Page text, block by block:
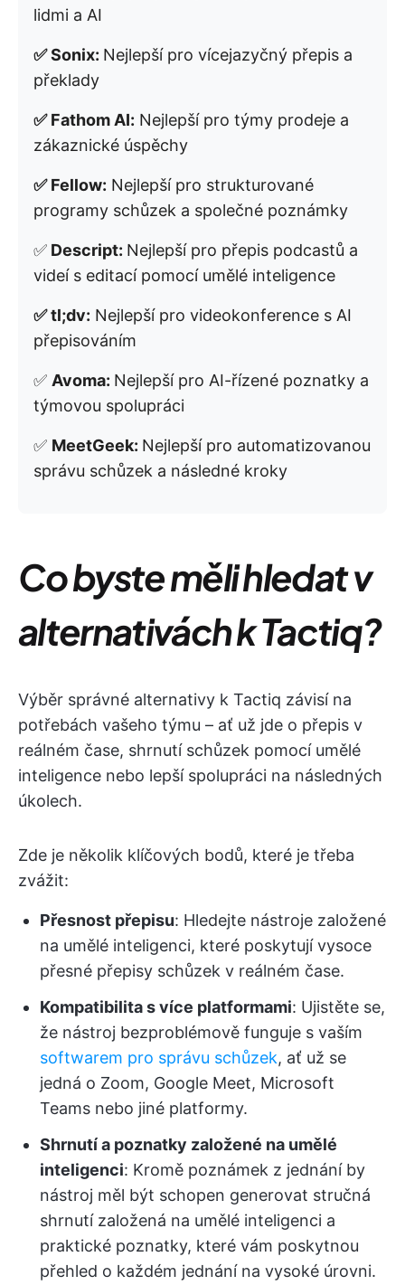
lidmi a AI
✅ Sonix: Nejlepší pro vícejazyčný přepis a
překlady
✅ Fathom AI: Nejlepší pro týmy prodeje a
zákaznické úspěchy
✅ Fellow: Nejlepší pro strukturované
programy schůzek a společné poznámky
✅ Descript: Nejlepší pro přepis podcastů a
videí s editací pomocí umělé inteligence
✅ tl;dv: Nejlepší pro videokonference s AI
přepisováním
✅ Avoma: Nejlepší pro AI-řízené poznatky a
týmovou spolupráci
✅ MeetGeek: Nejlepší pro automatizovanou
správu schůzek a následné kroky
Co byste měli hledat v
alternativách k Tactiq?
Výběr správné alternativy k Tactiq závisí na
potřebách vašeho týmu – ať už jde o přepis v
reálném čase, shrnutí schůzek pomocí umělé
inteligence nebo lepší spolupráci na následných
úkolech.
Zde je několik klíčových bodů, které je třeba
zvážit:
Přesnost přepisu: Hledejte nástroje založené
na umělé inteligenci, které poskytují vysoce
přesné přepisy schůzek v reálném čase.
Kompatibilita s více platformami: Ujistěte se,
že nástroj bezproblémově funguje s vaším
softwarem pro správu schůzek, ať už se
jedná o Zoom, Google Meet, Microsoft
Teams nebo jiné platformy.
Shrnutí a poznatky založené na umělé
inteligenci: Kromě poznámek z jednání by
nástroj měl být schopen generovat stručná
shrnutí založená na umělé inteligenci a
praktické poznatky, které vám poskytnou
přehled o každém jednání na vysoké úrovni.